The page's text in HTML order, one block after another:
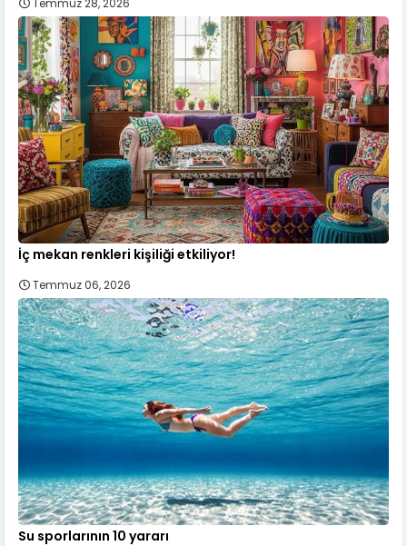
Temmuz 28, 2026
İç mekan renkleri kişiliği etkiliyor!
Temmuz 06, 2026
Su sporlarının 10 yararı